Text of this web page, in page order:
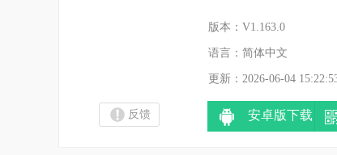
版本：V1.163.0
语言：简体中文
更新：2026-06-04
反馈 安卓版下载